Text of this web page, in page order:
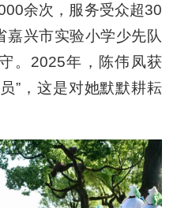
余次，服务受众超30
嘉兴市实验小学少先队
。2025年，陈伟凤获
”，这是对她默默耕耘